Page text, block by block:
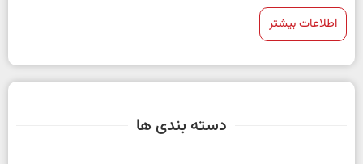
دسته بندی ها
اطلاعات بیشتر